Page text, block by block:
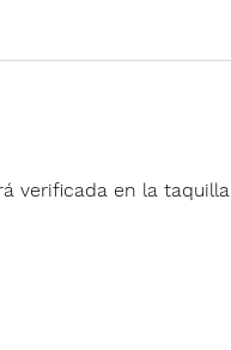
verificada en la taquilla